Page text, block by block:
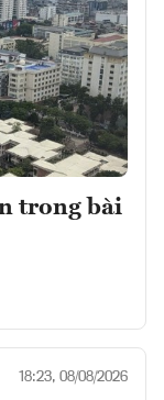
trong bài
18:23, 08/08/2026